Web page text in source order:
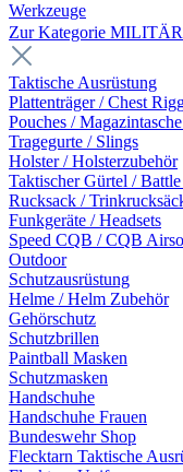
Werkzeuge
Zur Kategorie
Taktische Ausrüstung
Plattenträger / Chest
Pouches /
Tragegurte / Slings
Holster / Holsterzubehör
Taktischer Gürtel /
Rucksack /
Funkgeräte / Headsets
Speed CQB / CQB
Outdoor
Schutzausrüstung
Helme / Helm Zubehör
Gehörschutz
Schutzbrillen
Paintball Masken
Schutzmasken
Handschuhe
Handschuhe Frauen
Bundeswehr Shop
Flecktarn Taktische